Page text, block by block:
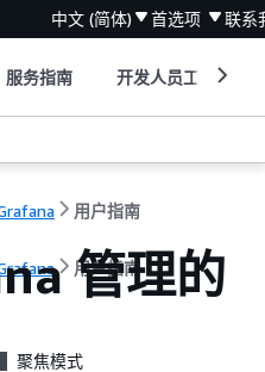
中文 (简体) 首选项 联系
服务指南 开发人员工具
用户指南
用户指南
管理的
聚焦模式